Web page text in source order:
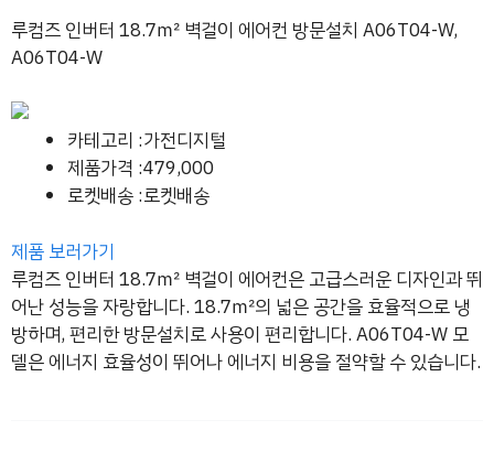
루컴즈 인버터 18.7㎡ 벽걸이 에어컨 방문설치 A06T04-W,
A06T04-W
카테고리 :가전디지털
제품가격 :479,000
로켓배송 :로켓배송
제품 보러가기
루컴즈 인버터 18.7㎡ 벽걸이 에어컨은 고급스러운 디자인과 뛰
어난 성능을 자랑합니다. 18.7㎡의 넓은 공간을 효율적으로 냉
방하며, 편리한 방문설치로 사용이 편리합니다. A06T04-W 모
델은 에너지 효율성이 뛰어나 에너지 비용을 절약할 수 있습니다.